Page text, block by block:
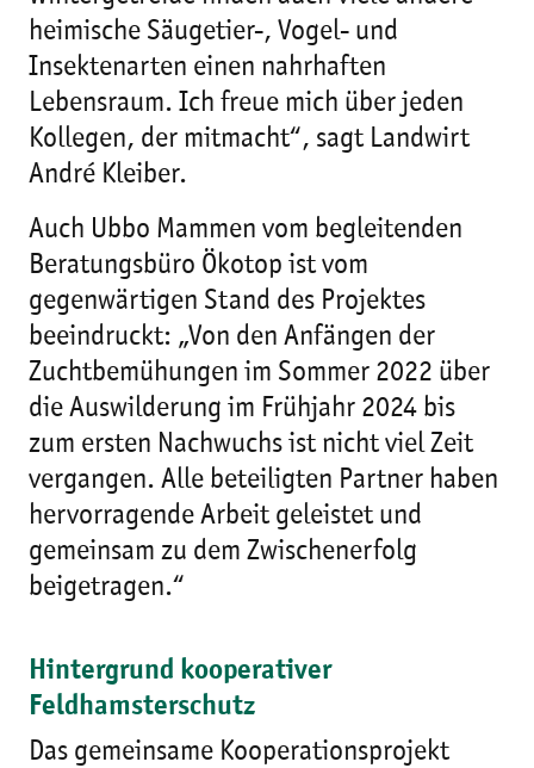
heimische Säugetier-, Vogel- und
Insektenarten einen nahrhaften
Lebensraum. Ich freue mich über jeden
Kollegen, der mitmacht“, sagt Landwirt
André Kleiber.
Auch Ubbo Mammen vom begleitenden
Beratungsbüro Ökotop ist vom
gegenwärtigen Stand des Projektes
beeindruckt: „Von den Anfängen der
Zuchtbemühungen im Sommer 2022 über
die Auswilderung im Frühjahr 2024 bis
zum ersten Nachwuchs ist nicht viel Zeit
vergangen. Alle beteiligten Partner haben
hervorragende Arbeit geleistet und
gemeinsam zu dem Zwischenerfolg
beigetragen.“
Hintergrund kooperativer
Feldhamsterschutz
Das gemeinsame Kooperationsprojekt